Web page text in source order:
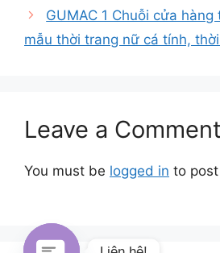
GUMAC 1 Chuỗi cửa
mẫu thời trang nữ cá tính,
Leave a Comment
You must be logged in to